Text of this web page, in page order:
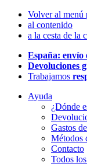
Volver al menú
al contenido
a la cesta de la
España:
Devoluciones
Trabajamos
Ayuda
¿Dónde
Gastos
Métodos
Contacto
Todos